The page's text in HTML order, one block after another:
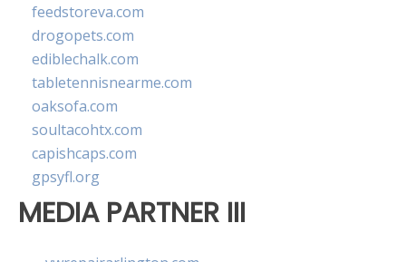
feedstoreva.com
drogopets.com
ediblechalk.com
tabletennisnearme.com
oaksofa.com
soultacohtx.com
capishcaps.com
gpsyfl.org
MEDIA PARTNER III